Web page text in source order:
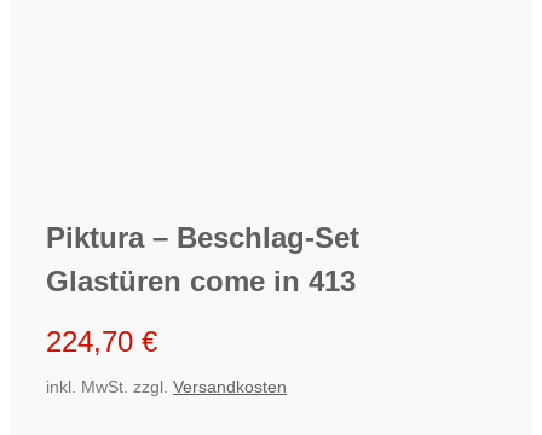
Piktura – Beschlag-Set
Glastüren come in 413
224,70 €
inkl. MwSt. zzgl. Versandkosten